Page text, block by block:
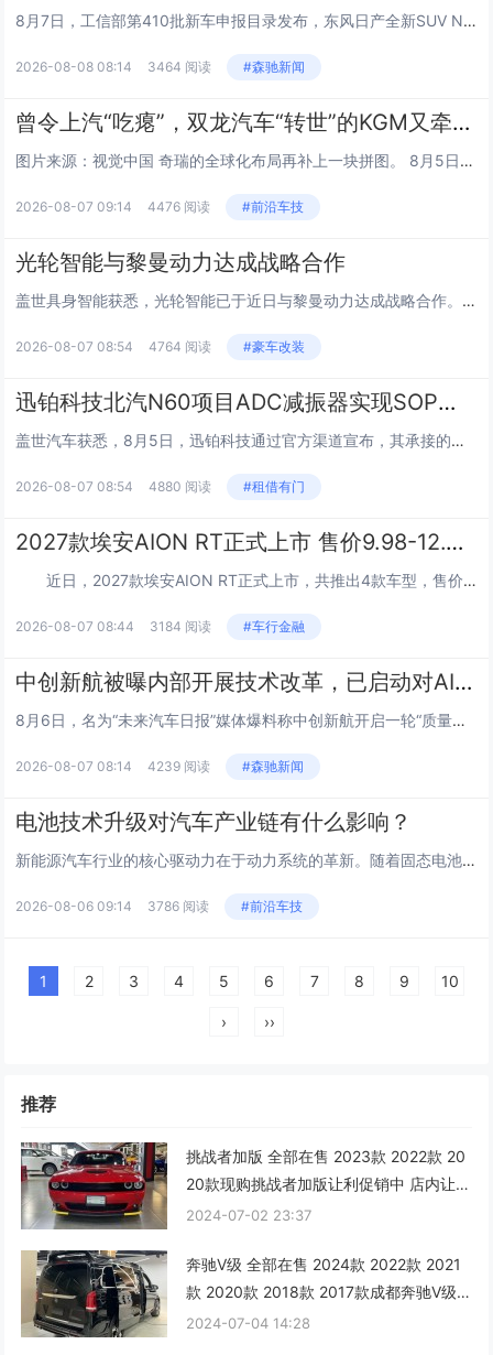
8月7日，工信部第410批新车申报目录发布，东风日产全新SUV NX7公告图正式亮相。N序列N7、N6、NX8三款车型凭借简洁大气、辨识度拉满的外观设计，在同级市场收获不俗口碑，产品竞争力亦匹敌新势力。而本次亮相的NX7进一步贴合年轻用户审...
2026-08-08 08:14 3464 阅读 #森驰新闻
曾令上汽“吃瘪”，双龙汽车“转世”的KGM又牵手中国车企，奇瑞全球化如何再进一步
图片来源：视觉中国 奇瑞的全球化布局再补上一块拼图。 8月5日，奇瑞汽车向时代财经确认，公司确购买了一定数量的可转换债券，以支持KG Mobility Corp（下称“KGM”）的发展。目前，奇瑞汽车与KGM在获得政府相关部门批准后签署了...
2026-08-07 09:14 4476 阅读 #前沿车技
光轮智能与黎曼动力达成战略合作
盖世具身智能获悉，光轮智能已于近日与黎曼动力达成战略合作。双方将推动光轮智能EgoSuite人类数据平台、RoboFinals评测平台与RoboStack部署反馈平台，联同黎曼动力Riemann-1.0具身世界动作模型、Matrix-Gam...
2026-08-07 08:54 4764 阅读 #豪车改装
迅铂科技北汽N60项目ADC减振器实现SOP量产
盖世汽车获悉，8月5日，迅铂科技通过官方渠道宣布，其承接的北汽N60项目ADC减振器已正式实现SOP（Start of Production）量产。这标志着该零部件从开发验证阶段全面转入批量生产供应阶段，为北汽相关车型的底盘配套提供了关键保...
2026-08-07 08:54 4880 阅读 #租借有门
2027款埃安AION RT正式上市 售价9.98-12.38万
近日，2027款埃安AION RT正式上市，共推出4款车型，售价区间9.98-12.38万。 ...
2026-08-07 08:44 3184 阅读 #车行金融
中创新航被曝内部开展技术改革，已启动对AION S问题电池维保工作
8月6日，名为“未来汽车日报”媒体爆料称中创新航开启一轮“质量安全为先”的技术改革。 其称中创新航关注到搭载该公司电池产品的部分广汽埃安AION S(参数|询价)轿车在特定工况下出现电池系统故障，公司高度重视，第一时间通过广汽埃安4S店启...
2026-08-07 08:14 4239 阅读 #森驰新闻
电池技术升级对汽车产业链有什么影响？
新能源汽车行业的核心驱动力在于动力系统的革新。随着固态电池、高镍三元以及磷酸锰铁锂等新技术的逐步落地，整个汽车制造体系正经历着前所未有的重构。这种变革不仅仅局限于电池本身，更深刻地波及到上游矿产资源、中游制造环节以及下游的基础设施建设，形成...
2026-08-06 09:14 3786 阅读 #前沿车技
1 2 3 4 5 6 7 8 9 10
› ››
推荐
挑战者加版 全部在售 2023款 2022款 20
20款现购挑战者加版让利促销中 店内让利
达16万元
2024-07-02 23:37
奔驰V级 全部在售 2024款 2022款 2021
款 2020款 2018款 2017款成都奔驰V级
新款让利2万 仅46万可入手
2024-07-04 14:28